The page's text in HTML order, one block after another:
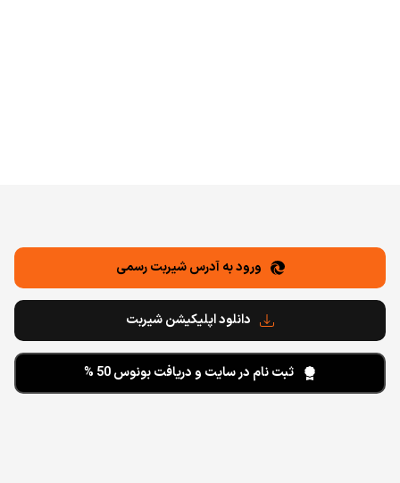
ورود به آدرس شیربت رسمی
دانلود اپلیکیشن شیربت
ثبت نام در سایت و دریافت بونوس 50 %